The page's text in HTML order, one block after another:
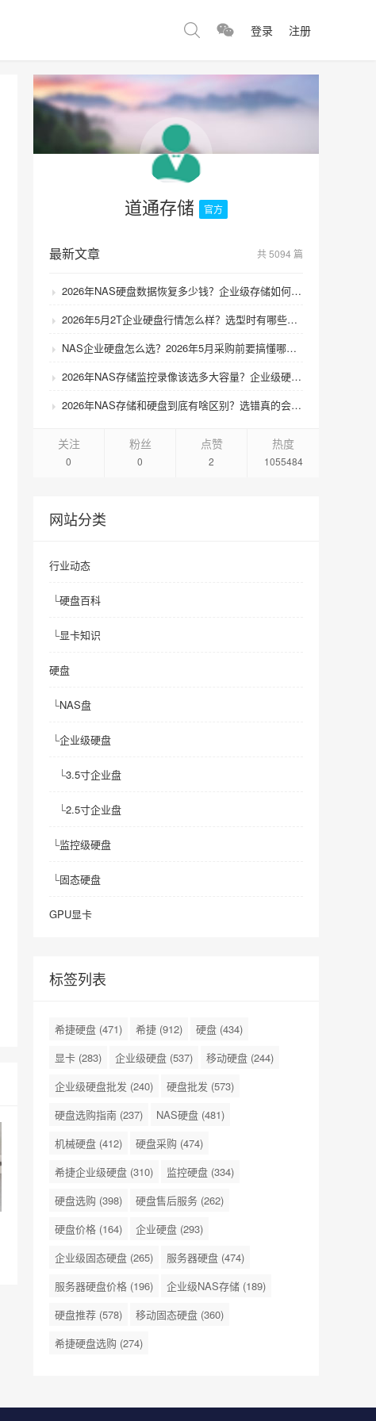
登录 注册
道通存储 官方
最新文章 共 5094 篇
2026年NAS硬盘数据恢复多少钱？企业级存储如何避免数据丢失风险？
2026年5月2T企业硬盘行情怎么样？选型时有哪些避坑技巧？
NAS企业硬盘怎么选？2026年5月采购前要搞懂哪些坑？
2026年NAS存储监控录像该选多大容量？企业级硬盘怎么搭配才划算？
2026年NAS存储和硬盘到底有啥区别？选错真的会后悔吗？
关注
0
粉丝
0
点赞
2
热度
1055484
网站分类
行业动态
└硬盘百科
└显卡知识
硬盘
└NAS盘
└企业级硬盘
└3.5寸企业盘
└2.5寸企业盘
└监控级硬盘
└固态硬盘
GPU显卡
标签列表
希捷硬盘 (471) 希捷 (912) 硬盘 (434)
显卡 (283) 企业级硬盘 (537) 移动硬盘 (244)
企业级硬盘批发 (240) 硬盘批发 (573)
硬盘选购指南 (237) NAS硬盘 (481)
机械硬盘 (412) 硬盘采购 (474)
希捷企业级硬盘 (310) 监控硬盘 (334)
硬盘选购 (398) 硬盘售后服务 (262)
硬盘价格 (164) 企业硬盘 (293)
企业级固态硬盘 (265) 服务器硬盘 (474)
服务器硬盘价格 (196) 企业级NAS存储 (189)
硬盘推荐 (578) 移动固态硬盘 (360)
希捷硬盘选购 (274)